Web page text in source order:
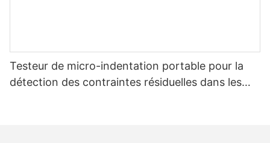
Testeur de micro-indentation portable pour la
détection des contraintes résiduelles dans les